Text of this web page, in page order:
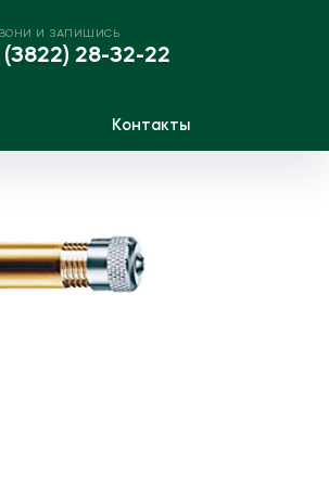
И ЗАПИШИСЬ
(3822) 28-32-22
Контакты